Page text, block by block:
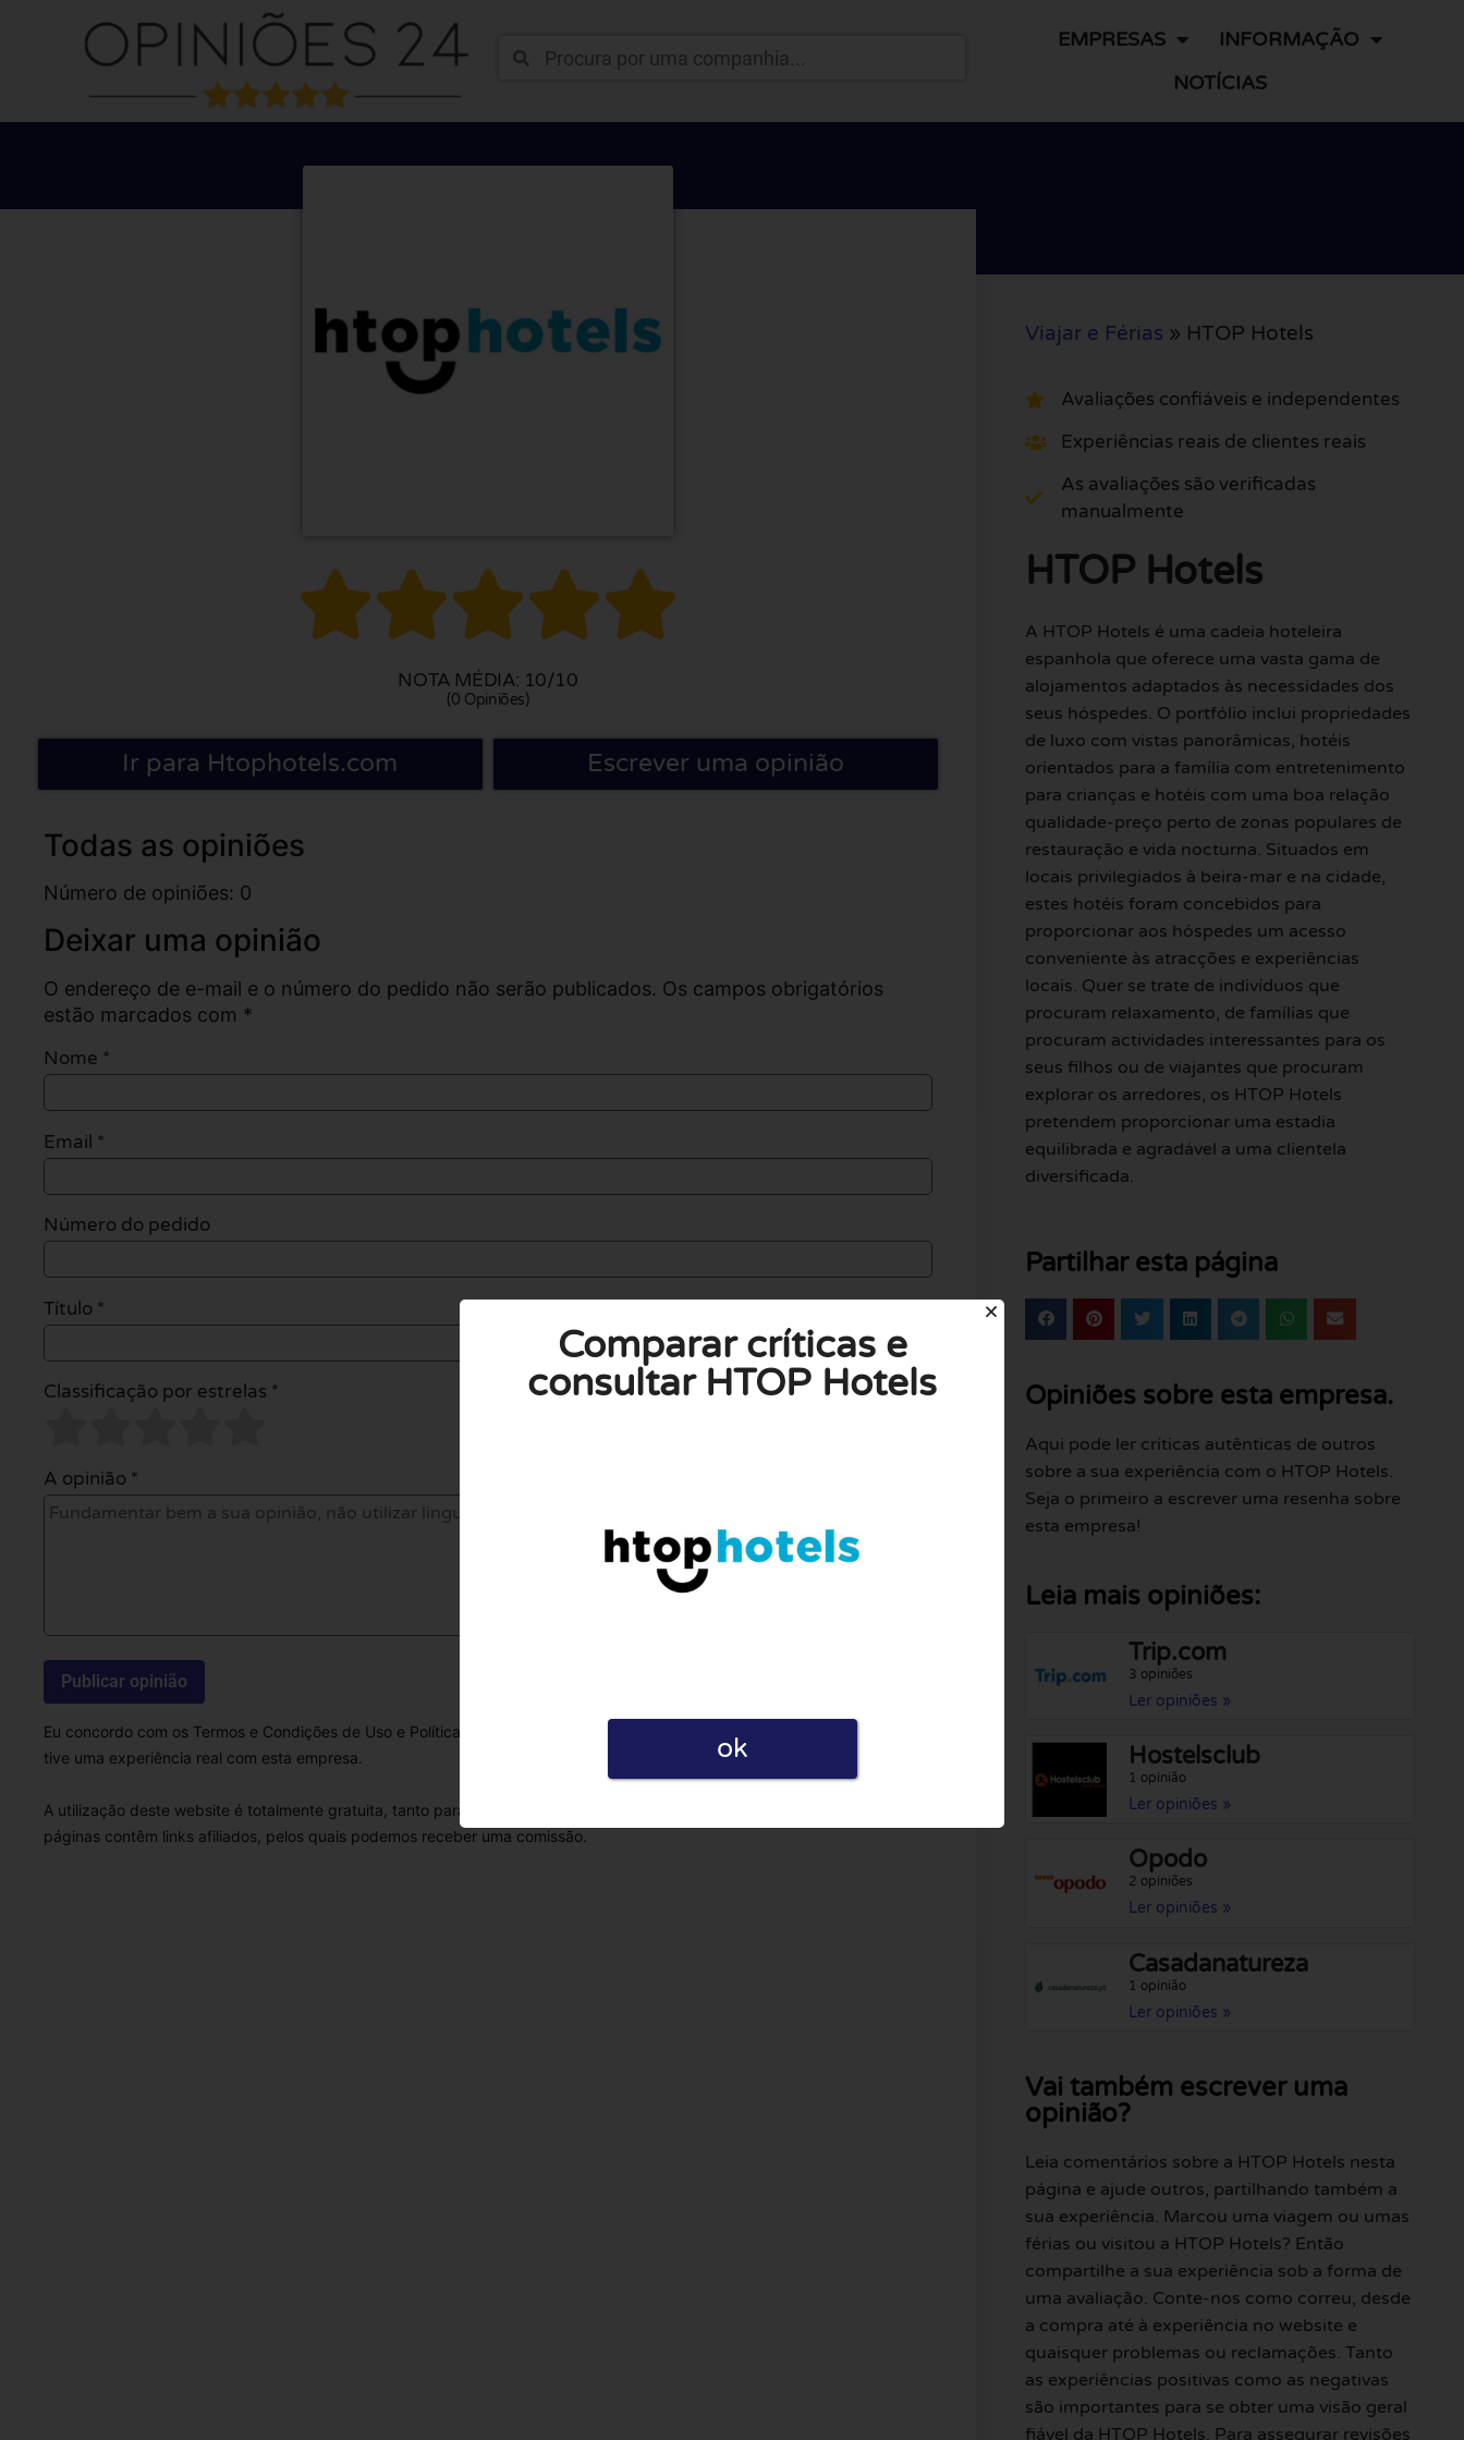
EMPRESAS
INFORMAÇÃO
NOTÍCIAS

NOTA MÉDIA: 10/10
(0 Opiniões)
Ir para Htophotels.com Escrever uma opinião
Todas as opiniões
Número de opiniões: 0
Deixar uma opinião
O endereço de e-mail e o número do pedido não serão publicados. Os campos obrigatórios
estão marcados com *
Nome *
Email *
Número do pedido
Título *
Classificação por estrelas *
A opinião *
Eu concordo com os Termos e Condições de Uso e Política de Privacidade ao postar esta avaliação. Declaro também que
tive uma experiência real com esta empresa.
A utilização deste website é totalmente gratuita, tanto para empresas como para utilizadores. Por esse motivo, algumas
páginas contêm links afiliados, pelos quais podemos receber uma comissão.
Viajar e Férias » HTOP Hotels
Avaliações confiáveis e independentes
Experiências reais de clientes reais
As avaliações são verificadas
manualmente
HTOP Hotels
A HTOP Hotels é uma cadeia hoteleira
espanhola que oferece uma vasta gama de
alojamentos adaptados às necessidades dos
seus hóspedes. O portfólio inclui propriedades
de luxo com vistas panorâmicas, hotéis
orientados para a família com entretenimento
para crianças e hotéis com uma boa relação
qualidade-preço perto de zonas populares de
restauração e vida nocturna. Situados em
locais privilegiados à beira-mar e na cidade,
estes hotéis foram concebidos para
proporcionar aos hóspedes um acesso
conveniente às atracções e experiências
locais. Quer se trate de indivíduos que
procuram relaxamento, de famílias que
procuram actividades interessantes para os
seus filhos ou de viajantes que procuram
explorar os arredores, os HTOP Hotels
pretendem proporcionar uma estadia
equilibrada e agradável a uma clientela
diversificada.
Partilhar esta página
Opiniões sobre esta empresa.
Aqui pode ler críticas autênticas de outros
sobre a sua experiência com o HTOP Hotels.
Seja o primeiro a escrever uma resenha sobre
esta empresa!
Leia mais opiniões:
Trip.com
3 opiniões
Ler opiniões »
Hostelsclub
1 opinião
Ler opiniões »
Opodo
2 opiniões
Ler opiniões »
Casadanatureza
1 opinião
Ler opiniões »
Vai também escrever uma
opinião?
Leia comentários sobre a HTOP Hotels nesta
página e ajude outros, partilhando também a
sua experiência. Marcou uma viagem ou umas
férias ou visitou a HTOP Hotels? Então
compartilhe a sua experiência sob a forma de
uma avaliação. Conte-nos como correu, desde
a compra até à experiência no website e
quaisquer problemas ou reclamações. Tanto
as experiências positivas como as negativas
são importantes para se obter uma visão geral
fiável da HTOP Hotels. Para assegurar revisões
Comparar críticas e
consultar HTOP Hotels
ok